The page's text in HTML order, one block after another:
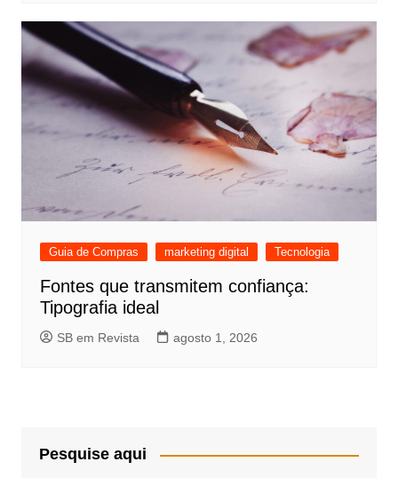
Guia de Compras marketing digital Tecnologia
Fontes que transmitem confiança:
Tipografia ideal
SB em Revista agosto 1, 2026
Pesquise aqui